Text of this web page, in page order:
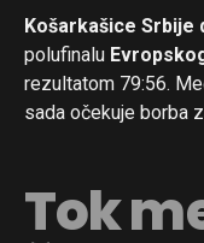
Košarkašice Srbije
polufinalu
rezultatom 79:56.
sada očekuje borba
Tok